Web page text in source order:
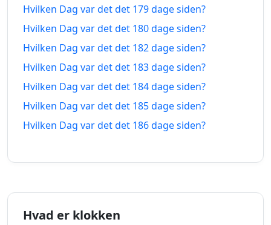
171 dage
siden
17.02.2026
171
fra-
nu
25.01.2027
172 dage
siden
16.02.2026
172
dage
fra-
nu
26.01.2027
173 dage
dage
nu
Hvilken Dag var det det 179 dage siden?
Hvilken Dag var det det 180 dage siden?
Hvilken Dag var det det 182 dage siden?
Hvilken Dag var det det 183 dage siden?
Hvilken Dag var det det 184 dage siden?
Hvilken Dag var det det 185 dage siden?
Hvilken Dag var det det 186 dage siden?
Hvad er klokken